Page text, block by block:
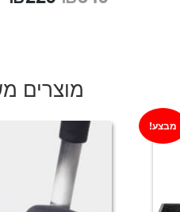
₪349.
מוצרים
מבצע!